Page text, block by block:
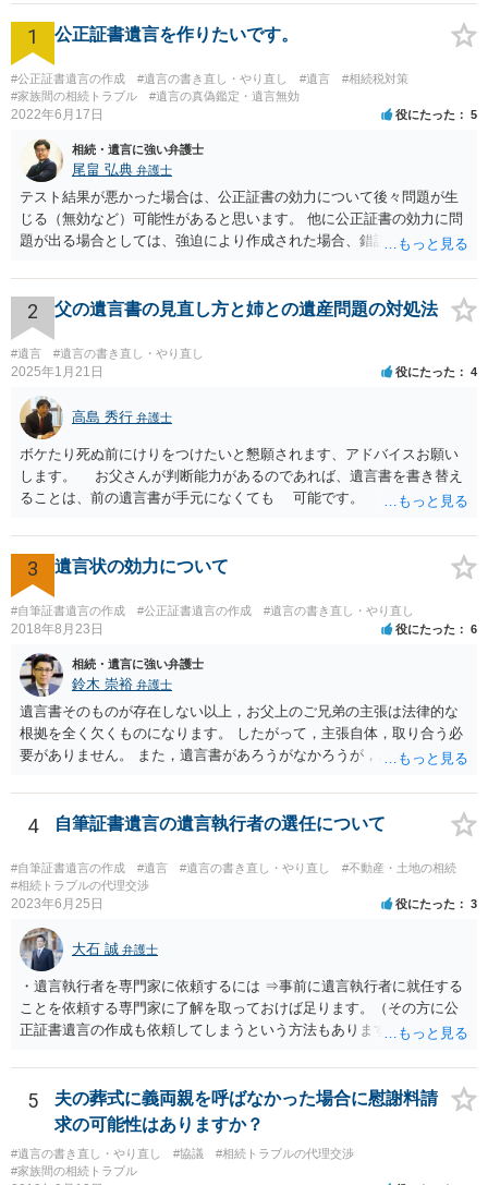
1 公正証書遺言を作りたいです。
#公正証書遺言の作成 #遺言の書き直し・やり直し #遺言
#相続税対策
#家族間の相続トラブル
#遺言の真偽鑑定・遺言無効
2022年6月17日 役にたった 5
相続・遺言に強い弁護士
尾畠 弘典 弁護士
テスト結果が悪かった場合は、公正証書の効力について後々問題が生
じる（無効など）可能性があると思います。 他に公正証書の効力に問
題が出る場合としては、強迫により作成された場合、錯誤（勘違い）
すが、弁護士に作成を依頼する場合は、１０～数十万円程度になるケ
ースが多いと思います。 報酬体系は、弁護士ごとに異なりますので一
律の基準はありません。
2 父の遺言書の見直し方と姉との遺産問題の対処法
#遺言 #遺言の書き直し・やり直し
2025年1月21日 役にたった 4
高島 秀行 弁護士
ボケたり死ぬ前にけりをつけたいと懇願されます、アドバイスお願い
します。 お父さんが判断能力があるのであれば、遺言書を書き替え
ることは、前の遺言書が手元になくても 可能です。 将来遺言の効
してもらって 診断書を取得して、公証役場へ行って公正証書遺言を
作成するのがよいと思います。 将来争われることが見込まれること
から、弁護士に依頼して手続きを進めた方がよいと思います。
3 遺言状の効力について
#自筆証書遺言の作成 #公正証書遺言の作成 #遺言の書き直し・やり直し
2018年8月23日 役にたった 6
相続・遺言に強い弁護士
鈴木 崇裕 弁護士
遺言書そのものが存在しない以上，お父上のご兄弟の主張は法律的な
根拠を全く欠くものになります。 したがって，主張自体，取り合う必
要がありません。 また，遺言書があろうがなかろうが，お父上のご兄
ご回答にもありますが， 代理人弁護士をたてて，その弁護士から相手
方に対して， ・相続に関する主張は法的根拠がなく，一切応じないこ
ようであれば警察への通報や法的措置も辞さないこと などを記載した
書面を発送してもらうことがよろしいように思います。
4 自筆証書遺言の遺言執行者の選任について
#自筆証書遺言の作成 #遺言 #遺言の書き直し・やり直し
#不動産・土地の相続
#相続トラブルの代理交渉
2023年6月25日 役にたった 3
大石 誠 弁護士
・遺言執行者を専門家に依頼するには ⇒事前に遺言執行者に就任する
ことを依頼する専門家に了解を取っておけば足ります。（その方に公
正証書遺言の作成も依頼してしまうという方法もあります） 事前に了
ません。 遺言執行者に就任し、遺言執行が完了したときの報酬だけ、
弁護士費用としてかかります。 ・亡くなった際に、法務局に預けた自
筆証書遺言の存在を親族がなかったものにされる可能性 ⇒自筆の遺言
書を法務局に保管した場合、死亡後、法務局に遺言書の有無を照会す
ることになりますので、「法務局に預けた自筆証書遺言の存在を親族
5
夫の葬式に義両親を呼ばなかった場合に慰謝料請
求の可能性はありますか？
#遺言の書き直し・やり直し #協議
#相続トラブルの代理交渉
#家族間の相続トラブル